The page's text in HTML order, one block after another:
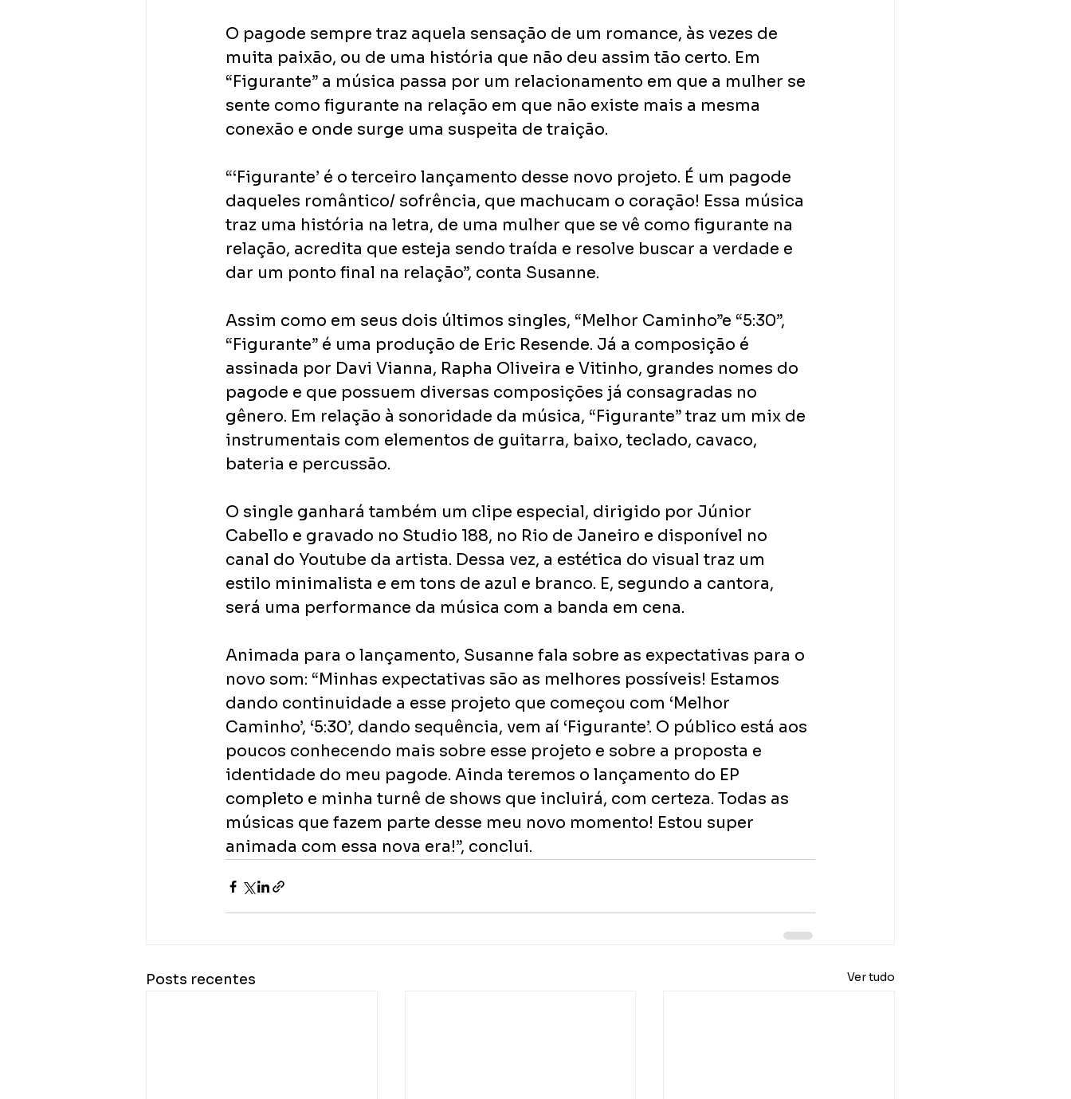
O pagode sempre traz aquela sensação de um romance, às vezes de
muita paixão, ou de uma história que não deu assim tão certo. Em
“Figurante” a música passa por um relacionamento em que a mulher se
sente como figurante na relação em que não existe mais a mesma
conexão e onde surge uma suspeita de traição.
“‘Figurante’ é o terceiro lançamento desse novo projeto. É um pagode
daqueles romântico/ sofrência, que machucam o coração! Essa música
traz uma história na letra, de uma mulher que se vê como figurante na
relação, acredita que esteja sendo traída e resolve buscar a verdade e
dar um ponto final na relação”, conta Susanne.
Assim como em seus dois últimos singles, “Melhor Caminho”e “5:30”,
“Figurante” é uma produção de Eric Resende. Já a composição é
assinada por Davi Vianna, Rapha Oliveira e Vitinho, grandes nomes do
pagode e que possuem diversas composições já consagradas no
gênero. Em relação à sonoridade da música, “Figurante” traz um mix de
instrumentais com elementos de guitarra, baixo, teclado, cavaco,
bateria e percussão.
O single ganhará também um clipe especial, dirigido por Júnior
Cabello e gravado no Studio 188, no Rio de Janeiro e disponível no
canal do Youtube da artista. Dessa vez, a estética do visual traz um
estilo minimalista e em tons de azul e branco. E, segundo a cantora,
será uma performance da música com a banda em cena.
Animada para o lançamento, Susanne fala sobre as expectativas para o
novo som: “Minhas expectativas são as melhores possíveis! Estamos
dando continuidade a esse projeto que começou com ‘Melhor
Caminho’, ‘5:30’, dando sequência, vem aí ‘Figurante’. O público está aos
poucos conhecendo mais sobre esse projeto e sobre a proposta e
identidade do meu pagode. Ainda teremos o lançamento do EP
completo e minha turnê de shows que incluirá, com certeza. Todas as
músicas que fazem parte desse meu novo momento! Estou super
animada com essa nova era!”, conclui.
Posts recentes Ver tudo